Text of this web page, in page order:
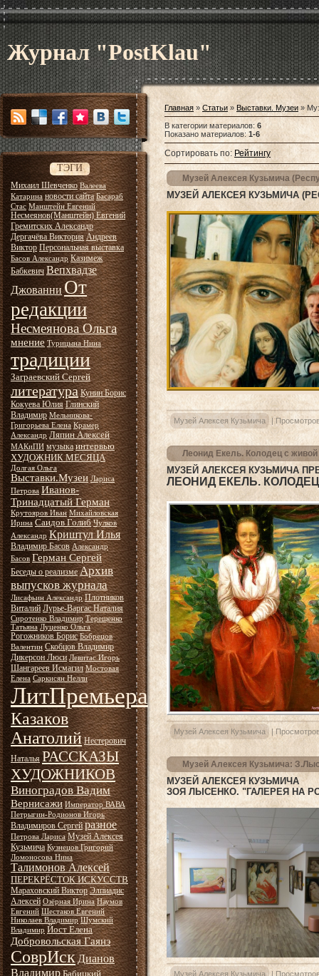
Журнал "PostKlau"
ТЭГИ
Михаил Шевченко Валеева
Катарина новости сайта Басараб
Стас Манштейн Евгений
Несмеянов(Манштейн) Евгений
Гремитских Александр
Дергачёва Виктория Андреев
Виктор Персональная выставка
Басов Александр Казимеж
Бабкевич Вепхвадзе
Джованни От
редакции
Несмеянова Ольга
мнение Турицына Нина
традиции
Заграевский Сергей
литература Кунин Борис
Кокуева Юлия Глинский
Владимир Мельникова-
Григорьева Елена Крамер
Александр Ляпин Алексей
МАКиПИ музыка интервью
ХУДОЖНИК МЕСЯЦА
Долгая Ольга
Выставки.Музеи Лариса
Петрова Иванов-
Тринадцатый Герман
Крутояров Иван Михайловская
Ирина Саидов Голиб Чулков
Александр Криштул Илья
Владимир Басов Александр
Басов Герман Сергей
Беседы о реализме Архив
выпусков журнала
Лисафьин Александр Плотников
Виталий Лурье-Варгас Наталия
Сиротенко Владимир Терещенко
Татьяна Луценко Ольга
Рогожников Борис Бобрецов
Валентин Скобцов Владимир
Дикерсон Люси Левитас Игорь
Шангареев Исмагил Мостовая
Елена Саркисян Нелли
ЛитПремьера
Казаков
Анатолий Нестерович
Наталья РАССКАЗЫ
ХУДОЖНИКОВ
Виноградов Вадим
Вернисажи Император ВАВА
Петрыгин-Родионов Игорь
Владимиров Сергей разное
Петрова Лариса Музей Алексея
Кузьмича Кузнецов Григорий
Ломоносова Нина
Талимонов Алексей
ПЕРЕКРЁСТОК ИСКУССТВ
Мараховский Виктор Элпиадис
Алексей Озёрная Ирина Наумов
Евгений Шестаков Евгений
Николаев Владимир Шумский
Владимир Йост Елена
Добровольская Гаянэ
СоврИскДианов
Владимир Бабицкий
Главная » Статьи » Выставки. Музеи »
В категории материалов: 6
Показано материалов:1-6
Сортировать по: Рейтингу
Музей Алексея Кузьмича
МУЗЕЙ АЛЕКСЕЯ КУЗЬМИЧА
Музей Алексея Кузьмича |
Леонид Екель. Колодец с
МУЗЕЙ АЛЕКСЕЯ КУЗЬМИЧА
ЛЕОНИД ЕКЕЛЬ.
Музей Алексея Кузьмича |
Музей Алексея Кузьмича:
МУЗЕЙ АЛЕКСЕЯ КУЗЬМИЧА
ЗОЯ ЛЫСЕНКО. "ГАЛЕРЕЯ НА
Музей Алексея Кузьмича